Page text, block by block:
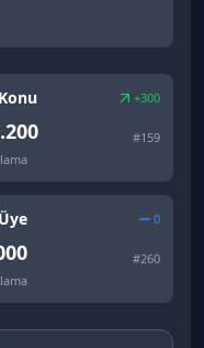
Konu +300
#159
Üye 0
#260